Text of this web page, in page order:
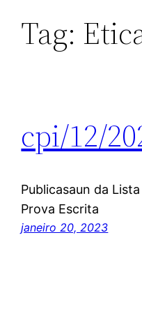
Tag:
cpi/12/
Publicasaun da
Prova Escrita
janeiro 20, 2023